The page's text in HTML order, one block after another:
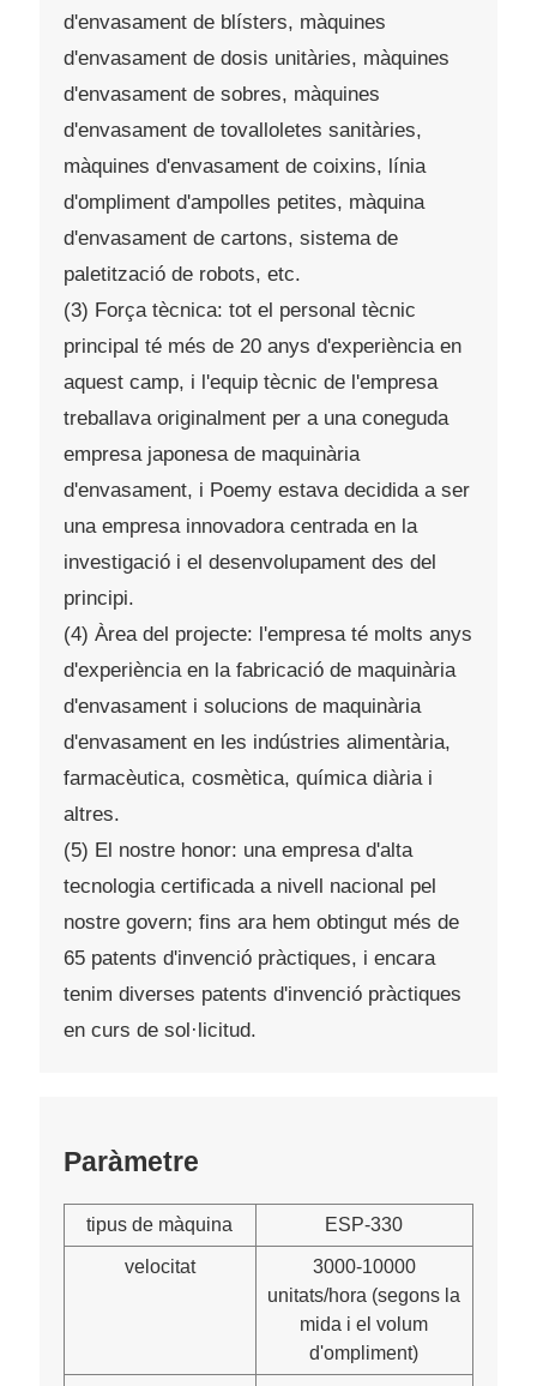
d'envasament de blísters, màquines
d'envasament de dosis unitàries, màquines
d'envasament de sobres, màquines
d'envasament de tovalloletes sanitàries,
màquines d'envasament de coixins, línia
d'ompliment d'ampolles petites, màquina
d'envasament de cartons, sistema de
paletització de robots, etc.
(3) Força tècnica: tot el personal tècnic
principal té més de 20 anys d'experiència en
aquest camp, i l'equip tècnic de l'empresa
treballava originalment per a una coneguda
empresa japonesa de maquinària
d'envasament, i Poemy estava decidida a ser
una empresa innovadora centrada en la
investigació i el desenvolupament des del
principi.
(4) Àrea del projecte: l'empresa té molts anys
d'experiència en la fabricació de maquinària
d'envasament i solucions de maquinària
d'envasament en les indústries alimentària,
farmacèutica, cosmètica, química diària i
altres.
(5) El nostre honor: una empresa d'alta
tecnologia certificada a nivell nacional pel
nostre govern; fins ara hem obtingut més de
65 patents d'invenció pràctiques, i encara
tenim diverses patents d'invenció pràctiques
en curs de sol·licitud.
Paràmetre
tipus de màquina ESP-330
velocitat
3000-10000
unitats/hora (segons la
mida i el volum
d'ompliment)